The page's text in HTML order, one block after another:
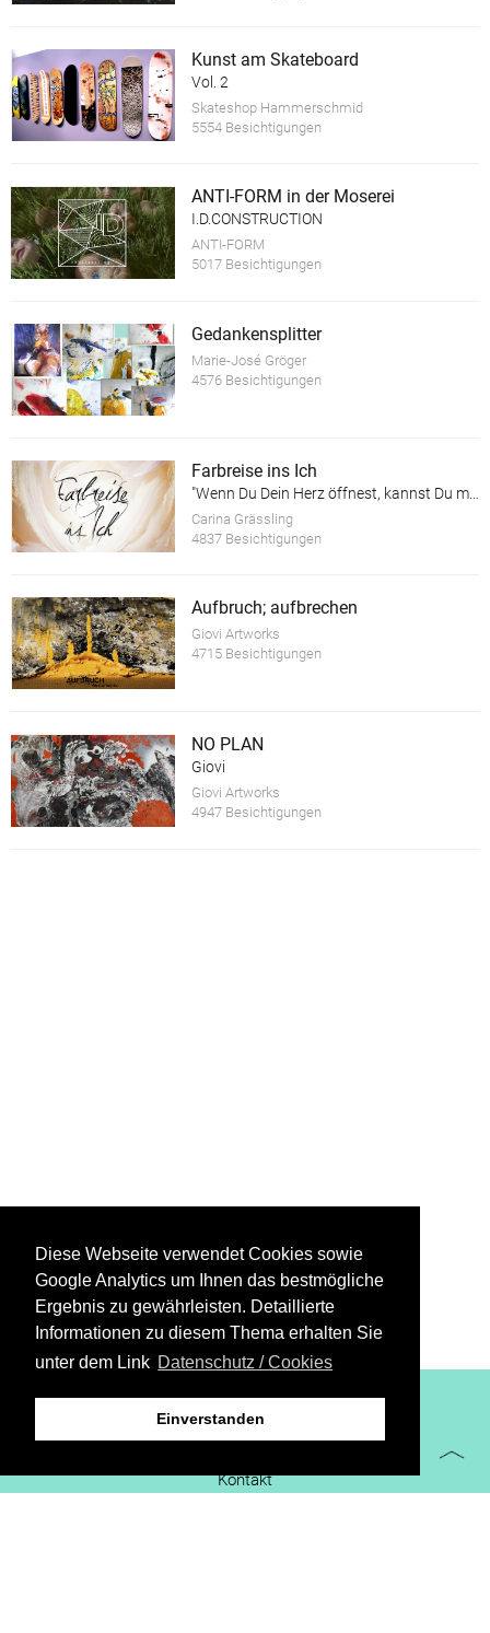
Diese Webseite verwendet Cookies sowie
Google Analytics um Ihnen das bestmögliche
Ergebnis zu gewährleisten. Detaillierte
Informationen zu diesem Thema erhalten Sie
unter dem Link Datenschutz / Cookies
Einverstanden
Kunst am Skateboard
Vol. 2
Skateshop Hammerschmid
5554 Besichtigungen
ANTI-FORM in der Moserei
I.D.CONSTRUCTION
ANTI-FORM
5017 Besichtigungen
Gedankensplitter
Marie-José Gröger
4576 Besichtigungen
Farbreise ins Ich
"Wenn Du Dein Herz öffnest, kannst Du mehr sehen als Deine Augen erfassen können!"
Carina Grässling
4837 Besichtigungen
Aufbruch; aufbrechen
Giovi Artworks
4715 Besichtigungen
NO PLAN
Giovi
Giovi Artworks
4947 Besichtigungen
XiBIT Infoguide 2021
Kontakt